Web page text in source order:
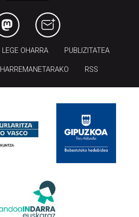
LEGE OHARRA PUBLIZITATEA
HARREMANETARAKO RSS